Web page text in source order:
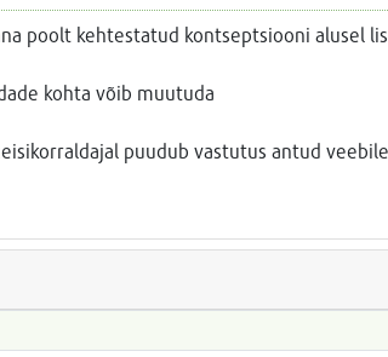
poolt kehtestatud kontseptsiooni alusel
kohta võib muutuda
puudub vastutus antud